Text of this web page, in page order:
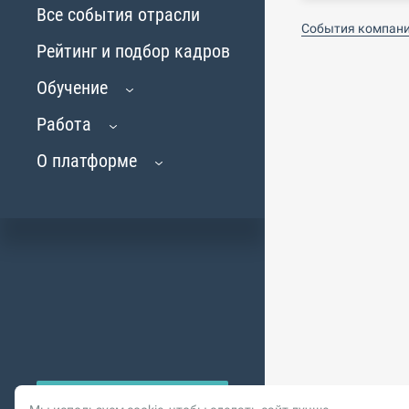
Все события отрасли
Рейтинг и подбор кадров
Обучение
Работа
О платформе
События